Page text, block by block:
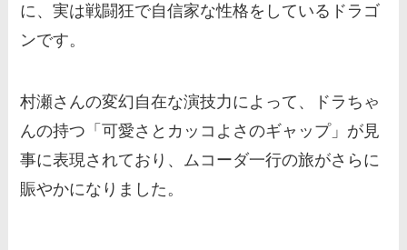
に、実は戦闘狂で自信家な性格をしているドラゴ
ンです。
村瀬さんの変幻自在な演技力によって、ドラちゃ
んの持つ「可愛さとカッコよさのギャップ」が見
事に表現されており、ムコーダ一行の旅がさらに
賑やかになりました。